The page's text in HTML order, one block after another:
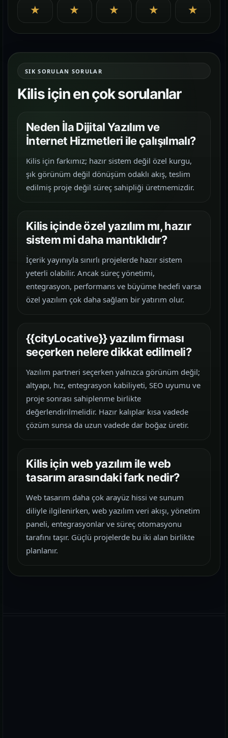
★ ★ ★ ★ ★
SIK SORULAN SORULAR
Kilis için en çok sorulanlar
Neden İla Dijital Yazılım ve
İnternet Hizmetleri ile çalışılmalı?
Kilis için farkımız; hazır sistem değil özel kurgu,
şık görünüm değil dönüşüm odaklı akış, teslim
edilmiş proje değil süreç sahipliği üretmemizdir.
Kilis içinde özel yazılım mı, hazır
sistem mi daha mantıklıdır?
İçerik yayınıyla sınırlı projelerde hazır sistem
yeterli olabilir. Ancak süreç yönetimi,
entegrasyon, performans ve büyüme hedefi varsa
özel yazılım çok daha sağlam bir yatırım olur.
{{cityLocative}} yazılım firması
seçerken nelere dikkat edilmeli?
Yazılım partneri seçerken yalnızca görünüm değil;
altyapı, hız, entegrasyon kabiliyeti, SEO uyumu ve
proje sonrası sahiplenme birlikte
değerlendirilmelidir. Hazır kalıplar kısa vadede
çözüm sunsa da uzun vadede dar boğaz üretir.
Kilis için web yazılım ile web
tasarım arasındaki fark nedir?
Web tasarım daha çok arayüz hissi ve sunum
diliyle ilgilenirken, web yazılım veri akışı, yönetim
paneli, entegrasyonlar ve süreç otomasyonu
tarafını taşır. Güçlü projelerde bu iki alan birlikte
planlanır.